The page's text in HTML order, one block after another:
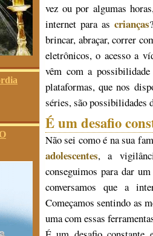
vez ou por algumas
internet para as crianças
brincar, abraçar, correr
eletrônicos, o acesso a
vêm com a possibilidade
plataformas, que nos
séries, são possibilidades
É um desafio
Não sei como é na sua
adolescentes, a
conseguimos para dar
conversamos que a
Começamos sentindo as
uma com essas